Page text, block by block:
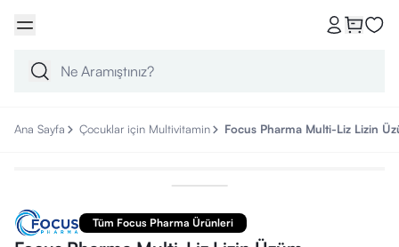
Ana Sayfa Çocuklar için Multivitamin Focus Pharma Multi-Liz Lizin
Tüm Focus Pharma Ürünleri